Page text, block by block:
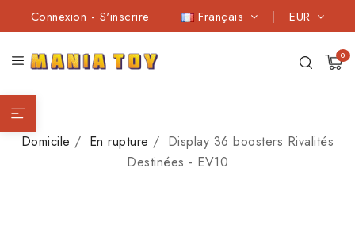
EUR
Français
Connexion - S'inscrire
0
Domicile En rupture
Display 36 boosters Rivalités
Destinées - EV10